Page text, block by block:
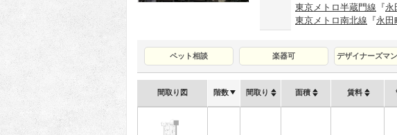
東京メトロ半蔵門線 『永
東京メトロ南北線 『永田
ペット相談 楽器可 デザイナーズマ
間取り図 階数 間取り 面積 賃料